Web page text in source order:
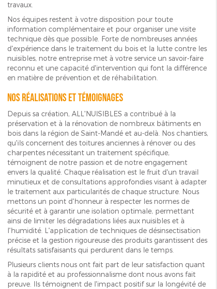
travaux.
Nos équipes restent à votre disposition pour toute
information complémentaire et pour organiser une visite
technique dès que possible. Forte de nombreuses années
d'expérience dans le traitement du bois et la lutte contre les
nuisibles, notre entreprise met à votre service un savoir-faire
reconnu et une capacité d'intervention qui font la différence
en matière de prévention et de réhabilitation.
Nos réalisations et témoignages
Depuis sa création, ALL'NUISIBLES a contribué à la
préservation et à la rénovation de nombreux bâtiments en
bois dans la région de Saint-Mandé et au-delà. Nos chantiers,
qu'ils concernent des toitures anciennes à rénover ou des
charpentes nécessitant un traitement spécifique,
témoignent de notre passion et de notre engagement
envers la qualité. Chaque réalisation est le fruit d'un travail
minutieux et de consultations approfondies visant à adapter
le traitement aux particularités de chaque structure. Nous
mettons un point d'honneur à respecter les normes de
sécurité et à garantir une isolation optimale, permettant
ainsi de limiter les dégradations liées aux nuisibles et à
l'humidité. L'application de techniques de désinsectisation
précise et la gestion rigoureuse des produits garantissent des
résultats satisfaisants qui perdurent dans le temps.
Plusieurs clients nous ont fait part de leur satisfaction quant
à la rapidité et au professionnalisme dont nous avons fait
preuve. Ils témoignent de l'impact positif sur la longévité de